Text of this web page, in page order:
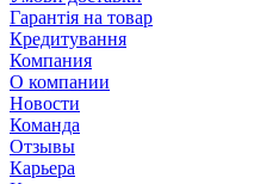
Гарантія на товар
Кредитування
Компания
О компании
Новости
Команда
Отзывы
Карьера